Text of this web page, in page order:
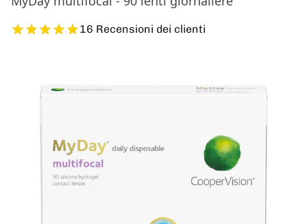
16 Recensioni dei clienti